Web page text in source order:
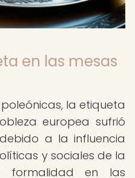
en las mesas
la etiqueta
europea sufrió
a la influencia
y sociales de la
formalidad en las